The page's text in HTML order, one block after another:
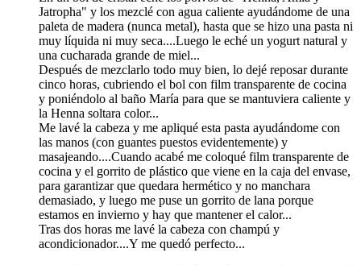
Jatropha" y los mezclé con agua caliente ayudándome de una
paleta de madera (nunca metal), hasta que se hizo una pasta ni
muy líquida ni muy seca....Luego le eché un yogurt natural y
una cucharada grande de miel...
Después de mezclarlo todo muy bien, lo dejé reposar durante
cinco horas, cubriendo el bol con film transparente de cocina
y poniéndolo al baño María para que se mantuviera caliente y
la Henna soltara color...
Me lavé la cabeza y me apliqué esta pasta ayudándome con
las manos (con guantes puestos evidentemente) y
masajeando....Cuando acabé me coloqué film transparente de
cocina y el gorrito de plástico que viene en la caja del envase,
para garantizar que quedara hermético y no manchara
demasiado, y luego me puse un gorrito de lana porque
estamos en invierno y hay que mantener el calor...
Tras dos horas me lavé la cabeza con champú y
acondicionador....Y me quedó perfecto...